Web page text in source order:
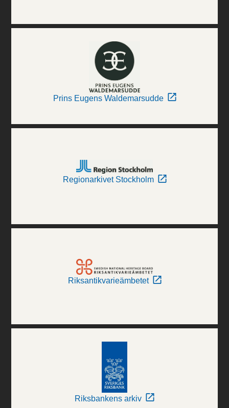
Prins Eugens Waldemarsudde
Regionarkivet Stockholm
Riksantikvarieämbetet
Riksbankens arkiv